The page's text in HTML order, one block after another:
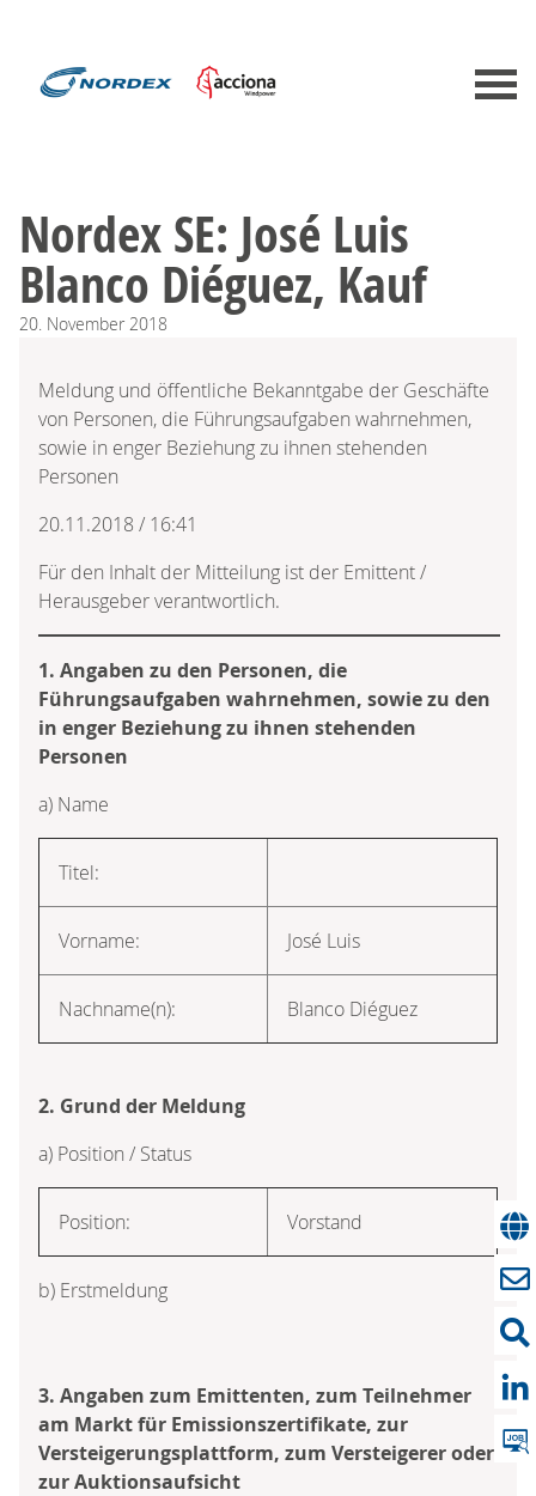
Nordex SE: José Luis
Blanco Diéguez, Kauf
20. November 2018
Meldung und öffentliche Bekanntgabe der Geschäfte
von Personen, die Führungsaufgaben wahrnehmen,
sowie in enger Beziehung zu ihnen stehenden
Personen
20.11.2018 / 16:41
Für den Inhalt der Mitteilung ist der Emittent /
Herausgeber verantwortlich.
1. Angaben zu den Personen, die
Führungsaufgaben wahrnehmen, sowie zu den
in enger Beziehung zu ihnen stehenden
Personen
a) Name
Titel:
Vorname: José Luis
Nachname(n): Blanco Diéguez
2. Grund der Meldung
a) Position / Status
Position: Vorstand
b) Erstmeldung
3. Angaben zum Emittenten, zum Teilnehmer
am Markt für Emissionszertifikate, zur
Versteigerungsplattform, zum Versteigerer oder
zur Auktionsaufsicht